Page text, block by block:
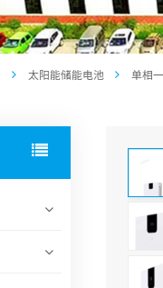
太阳能储能电池 单相